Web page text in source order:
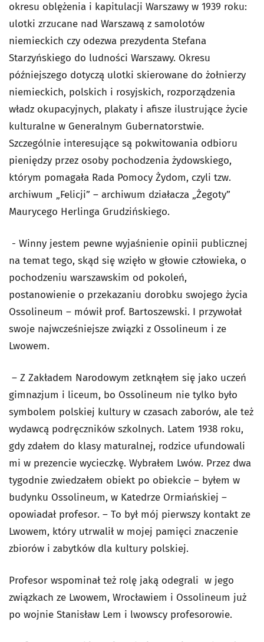
okresu oblężenia i kapitulacji Warszawy w 1939 roku:
ulotki zrzucane nad Warszawą z samolotów
niemieckich czy odezwa prezydenta Stefana
Starzyńskiego do ludności Warszawy. Okresu
późniejszego dotyczą ulotki skierowane do żołnierzy
niemieckich, polskich i rosyjskich, rozporządzenia
władz okupacyjnych, plakaty i afisze ilustrujące życie
kulturalne w Generalnym Gubernatorstwie.
Szczególnie interesujące są pokwitowania odbioru
pieniędzy przez osoby pochodzenia żydowskiego,
którym pomagała Rada Pomocy Żydom, czyli tzw.
archiwum „Felicji” – archiwum działacza „Żegoty”
Maurycego Herlinga Grudzińskiego.
- Winny jestem pewne wyjaśnienie opinii publicznej
na temat tego, skąd się wzięło w głowie człowieka, o
pochodzeniu warszawskim od pokoleń,
postanowienie o przekazaniu dorobku swojego życia
Ossolineum – mówił prof. Bartoszewski. I przywołał
swoje najwcześniejsze związki z Ossolineum i ze
Lwowem.
– Z Zakładem Narodowym zetknąłem się jako uczeń
gimnazjum i liceum, bo Ossolineum nie tylko było
symbolem polskiej kultury w czasach zaborów, ale też
wydawcą podręczników szkolnych. Latem 1938 roku,
gdy zdałem do klasy maturalnej, rodzice ufundowali
mi w prezencie wycieczkę. Wybrałem Lwów. Przez dwa
tygodnie zwiedzałem obiekt po obiekcie – byłem w
budynku Ossolineum, w Katedrze Ormiańskiej –
opowiadał profesor. – To był mój pierwszy kontakt ze
Lwowem, który utrwalił w mojej pamięci znaczenie
zbiorów i zabytków dla kultury polskiej.
Profesor wspominał też rolę jaką odegrali w jego
związkach ze Lwowem, Wrocławiem i Ossolineum już
po wojnie Stanisław Lem i lwowscy profesorowie.